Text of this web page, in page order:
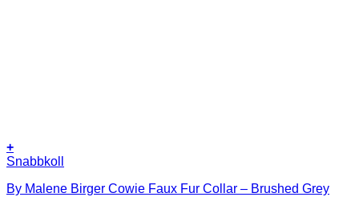
+
Snabbkoll
By Malene Birger Cowie Faux Fur Collar – Brushed Grey